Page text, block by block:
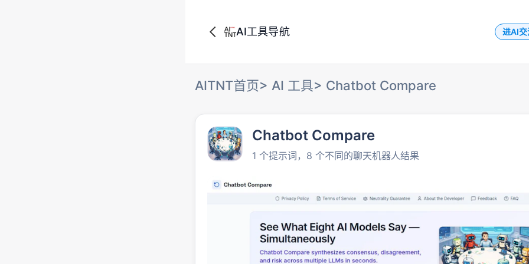
AI工具导航 进AI交
AITNT首页> AI 工具> Chatbot Compare
Chatbot Compare
1 个提示词，8 个不同的聊天机器人结果